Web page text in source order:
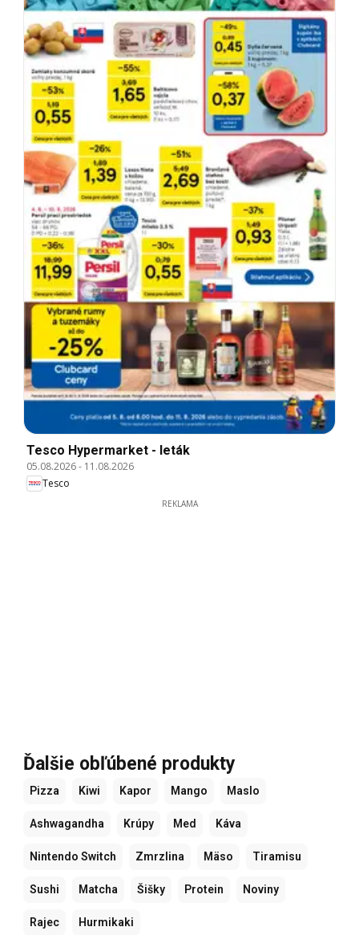
Tesco Hypermarket - leták
05.08.2026- 11.08.2026
Tesco
REKLAMA
Ďalšie obľúbené produkty
Pizza Kiwi Kapor Mango Maslo
Ashwagandha Krúpy Med Káva
Nintendo Switch Zmrzlina Mäso Tiramisu
Sushi Matcha Šišky Protein Noviny
Rajec Hurmikaki